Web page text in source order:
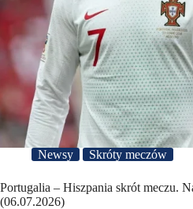
Newsy Skróty meczów
Portugalia – Hiszpania skrót meczu.
(06.07.2026)